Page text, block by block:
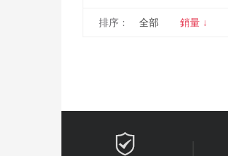
排序： 全部 銷量 ↓
